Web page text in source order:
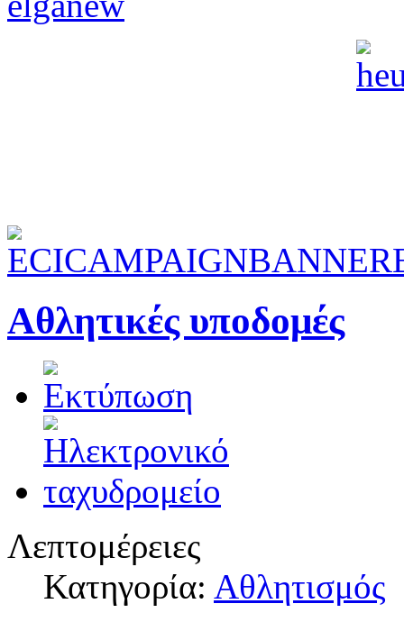
Αθλητικές υποδομές
Λεπτομέρειες
Κατηγορία: Αθλητισμός